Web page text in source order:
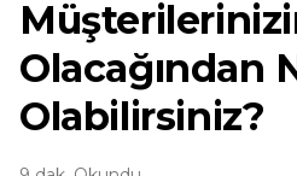
Olacağından
Olabilirsiniz?